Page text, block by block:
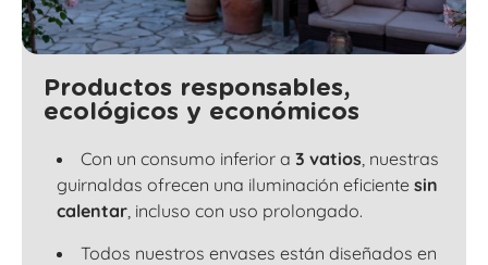
Productos responsables,
ecológicos y económicos
Con un consumo inferior a 3 vatios, nuestras
guirnaldas ofrecen una iluminación eficiente sin
calentar, incluso con uso prolongado.
Todos nuestros envases están diseñados en